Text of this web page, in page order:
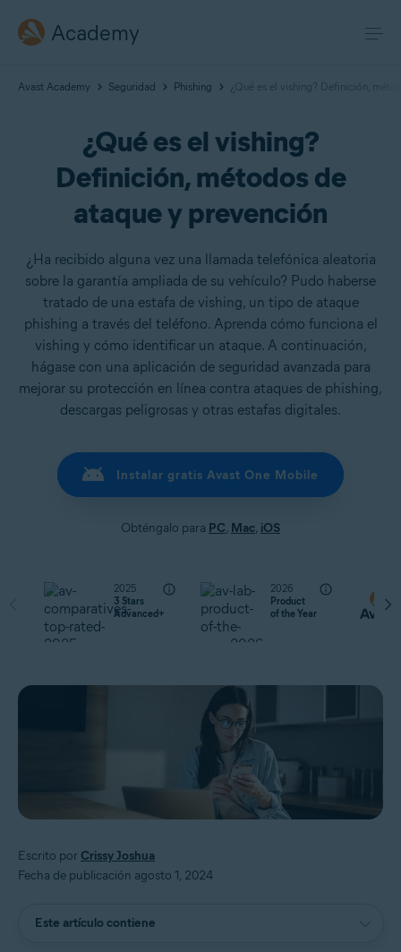
Academy
Avast Academy Seguridad Phishing ¿Qué es el vishing? Definición,
¿Qué es el vishing?
Definición, métodos de
ataque y prevención
¿Ha recibido alguna vez una llamada telefónica aleatoria
sobre la garantía ampliada de su vehículo? Pudo haberse
tratado de una estafa de vishing, un tipo de ataque
phishing a través del teléfono. Aprenda cómo funciona el
vishing y cómo identificar un ataque. A continuación,
hágase con una aplicación de seguridad avanzada para
mejorar su protección en línea contra ataques de phishing,
descargas peligrosas y otras estafas digitales.
Instalar gratis Avast One Mobile
Obténgalo para PC, Mac, iOS
2025
3 Stars
Advanced+
2026
Product
of the Year
Escrito por Crissy Joshua
Fecha de publicación agosto 1, 2024
Este artículo contiene